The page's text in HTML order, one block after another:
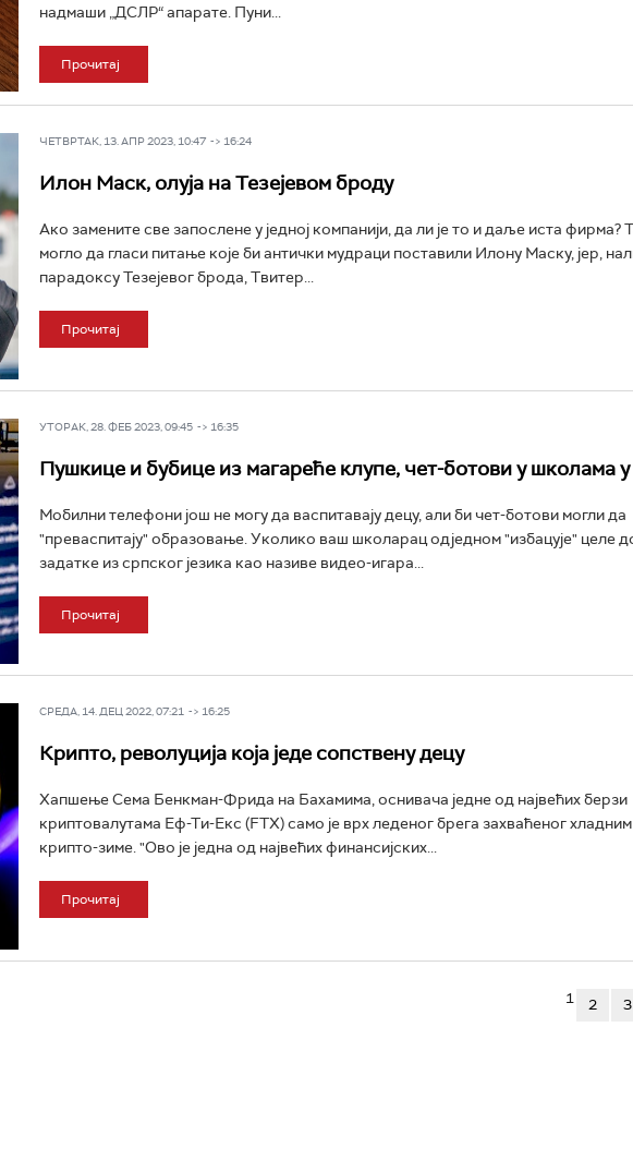
надмаши „ДСЛР“ апарате. Пуни...
Прочитај
ЧЕТВРТАК, 13. АПР 2023, 10:47 -> 16:24
Илон Маск, олуја на Тезејевом броду
Ако замените све запослене у једној компанији, да ли је то и даље иста фирма?
могло да гласи питање које би антички мудраци поставили Илону Маску, јер,
парадоксу Тезејевог брода, Твитер...
Прочитај
УТОРАК, 28. ФЕБ 2023, 09:45 -> 16:35
Пушкице и бубице из магареће клупе, чет-ботови у школама
Мобилни телефони још не могу да васпитавају децу, али би чет-ботови могли да
"преваспитају" образовање. Уколико ваш школарац одједном "избацује" целе
задатке из српског језика као називе видео-игара...
Прочитај
СРЕДА, 14. ДЕЦ 2022, 07:21 -> 16:25
Крипто, револуција која једе сопствену децу
Хапшење Семa Бенкман-Фридa на Бахамима, oснивача једне од највећих берзи
криптовалутама Еф-Ти-Екс (FTX) само је врх леденог брега захваћеног
крипто-зиме. "Ово је једна од највећих финансијских...
Прочитај
1 2 3